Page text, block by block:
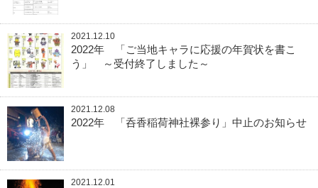
2021.12.10
2022年 「ご当地キャラに応援の年賀状を書こ
う」 ～受付終了しました～
2021.12.08
2022年 「呑香稲荷神社裸参り」中止のお知らせ
2021.12.01